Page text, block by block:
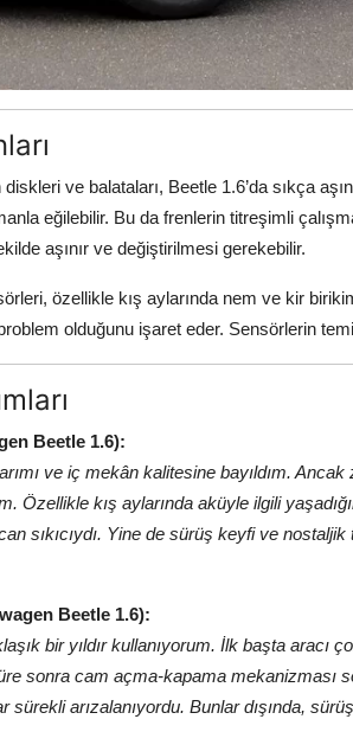
diskleri ve balataları, Beetle 1.6’da sıkça
eğilebilir. Bu da frenlerin titreşimli
aşınır ve değiştirilmesi gerekebilir.
özellikle kış aylarında nem ve kir
olduğunu işaret eder. Sensörlerin
Beetle 1.6):
ve iç mekân kalitesine bayıldım.
Özellikle kış aylarında aküyle ilgili
sıkıcıydı. Yine de sürüş keyfi ve
Beetle 1.6):
bir yıldır kullanıyorum. İlk başta aracı
sonra cam açma-kapama mekanizması
sürekli arızalanıyordu. Bunlar dışında,